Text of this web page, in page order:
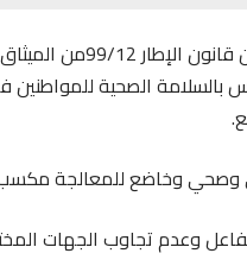
وبناءا على
بالسلامة الصحية للمواطنين
وخاضع للمعالجة مكسب
وعدم تجاوب الجهات